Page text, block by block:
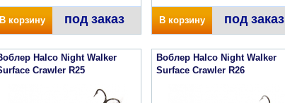
В корзину под заказ В корзину под заказ
Halco Night Walker
Crawler R25
Воблер Halco Night Walker
Surface Crawler R26